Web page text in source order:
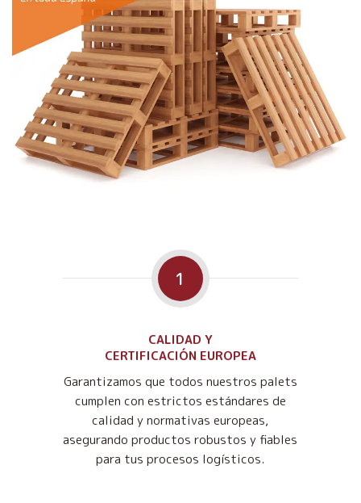
1
CALIDAD Y
CERTIFICACIÓN EUROPEA
Garantizamos que todos nuestros palets
cumplen con estrictos estándares de
calidad y normativas europeas,
asegurando productos robustos y fiables
para tus procesos logísticos.